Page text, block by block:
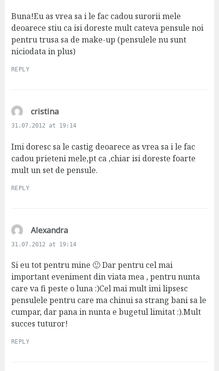
s
:
Buna!Eu as vrea sa i le fac cadou surorii mele
deoarece stiu ca isi doreste mult cateva pensule noi
pentru trusa sa de make-up (pensulele nu sunt
niciodata in plus)
REPLY
cristinas
a
s
:
31.07.2012 at 19:14
Imi doresc sa le castig deoarece as vrea sa i le fac
cadou prieteni mele,pt ca ,chiar isi doreste foarte
mult un set de pensule.
REPLY
Alexandras
a
s
:
31.07.2012 at 19:14
Si eu tot pentru mine 🙂 Dar pentru cel mai
important eveniment din viata mea , pentru nunta
care va fi peste o luna :)Cel mai mult imi lipsesc
pensulele pentru care ma chinui sa strang bani sa le
cumpar, dar pana in nunta e bugetul limitat :).Mult
succes tuturor!
REPLY